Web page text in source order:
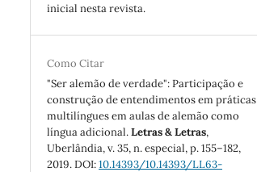
inicial nesta revista.
Como Citar
"Ser alemão de verdade": Participação e
construção de entendimentos em práticas
multilíngues em aulas de alemão como
língua adicional.Letras & Letras,
Uberlândia, v. 35, n. especial, p. 155–182,
2019. DOI:10.14393/10.14393/LL63-